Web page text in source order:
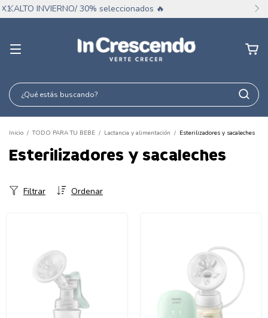
DÍA DE LA NIÑEZ CON INCRESCENDO
Inicio / TODO PARA TU BEBE / Lactancia y alimentación / Esterilizadores y sacaleches
Esterilizadores y sacaleches
Ordenar
Filtrar